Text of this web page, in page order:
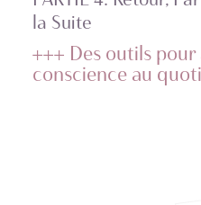
la Suite
+++ Des outils
conscience au